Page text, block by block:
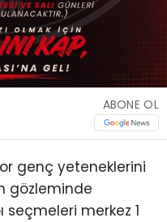
ABONE OL
genç yeteneklerini
gözleminde
merkez 1